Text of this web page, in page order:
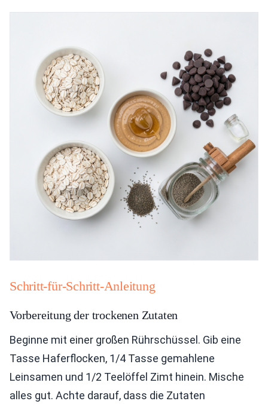
Schritt-für-Schritt-Anleitung
Vorbereitung der trockenen Zutaten
Beginne mit einer großen Rührschüssel. Gib eine
Tasse Haferflocken, 1/4 Tasse gemahlene
Leinsamen und 1/2 Teelöffel Zimt hinein. Mische
alles gut. Achte darauf, dass die Zutaten